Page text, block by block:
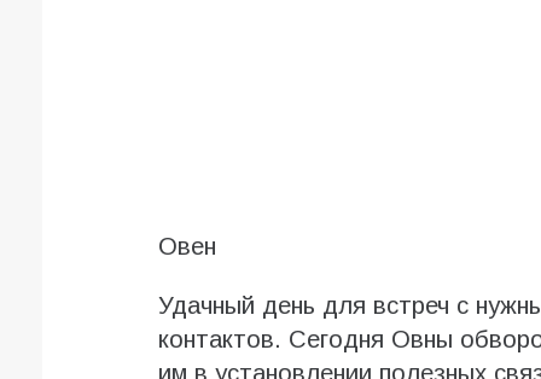
Овен
Удачный день для встреч с
контактов. Сегодня Овны
им в установлении полезных